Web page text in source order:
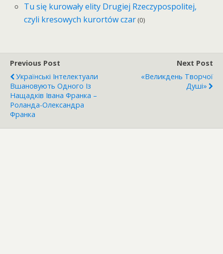
Tu się kurowały elity Drugiej Rzeczypospolitej,
czyli kresowych kurortów czar (0)
Previous Post
Українські Інтелектуали
Вшановують Одного Із
Нащадків Івана Франка –
Роланда-Олександра
Франка
Next Post
«Великдень Творчої
Душі»